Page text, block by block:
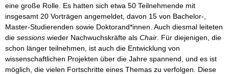
eine große Rolle. Es hatten sich etwa 50 Teilnehmende mit
insgesamt 20 Vorträgen angemeldet, davon 15 von Bachelor-,
Master-Studierenden sowie Doktorand*innen. Auch diesmal leiteten
die sessions wieder Nachwuchskräfte als Chair . Für diejenigen, die
schon länger teilnehmen, ist auch die Entwicklung von
wissenschaftlichen Projekten über die Jahre spannend, und es ist
möglich, die vielen Fortschritte eines Themas zu verfolgen. Diese